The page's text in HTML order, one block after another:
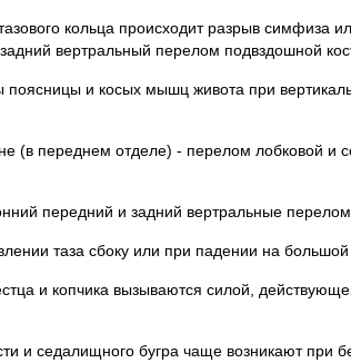
кольца происходит разрыв симфиза
вертральный перелом подвздошной
и косых мышц живота при
(в переднем отделе) - перелом лобковой и
передний и задний вертральные
таза сбоку или при падении на большой
и копчика вызываются силой,
седалищного бугра чаще возникают при